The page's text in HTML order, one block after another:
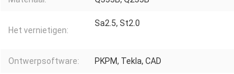
Het vernietigen:
Sa2.5, St2.0
Ontwerpsoftware: PKPM, Tekla, CAD